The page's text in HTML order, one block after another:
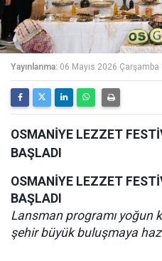
Yayınlanma: 06 Mayıs 2026 Çarşamba
OSMANİYE LEZZET
BAŞLADI
OSMANİYE LEZZET
BAŞLADI
Lansman programı yoğun
şehir büyük buluşmaya